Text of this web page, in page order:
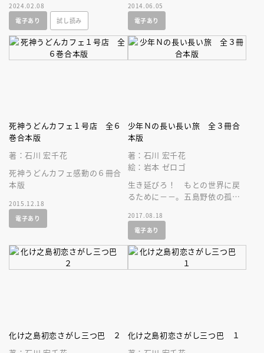
よる、シリーズクライマック
ス！
2024.02.08
電子あり
試し読み
と “訳あり”店員たちの青春コ
メディー！
2014.06.05
電子あり
死神うどんカフェ１号店 全６
巻合本版
著：石川 宏千花
死神うどんカフェ感動の６冊合
本版
2015.12.18
電子あり
少年Ｎの長い長い旅 全３冊合
本版
著：石川 宏千花
絵：岩本 ゼロゴ
生き延びろ！ もとの世界に戻
るために－－。五島野依の孤独
新感覚ファンタジー！３冊合本
版。
2017.08.18
電子あり
化け之島初恋さがし三つ巴 ２
化け之島初恋さがし三つ巴 １